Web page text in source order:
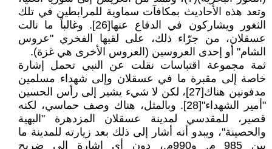
وتعد هذه الأحاديث بمكافآت سماوية للمرابطين في تلك
الثغور ويشاركون في الدفاع عنها[26]. وغالباً ما نالت
عسقلان، من جرّاء ذلك، على لقبها الفخري "عروس
الشام" أو إحدى العروسين (العروس الأخرى هي غزة).
ثمة مجموعة اقتباسات نقلت عن النبي تحمل إشارة
خاصة إلى مقبرة ما في عسقلان وإلى شهداء مسلمين
مدفونين هناك[27]، لكن لا شيء يشير إلى رأس الحسين
"أمير الشهداء"[28]. وبالمثل، هناك وصف حماسي، لكنه
قصير، للمقدسي لمدينة عسقلان المزدهرة "البهية
والحصينة"، ويبدو أنه أشار إلى ذلك بعد زيارته للمدينة ما
بين 985 م. و990م.، دون أي إشارة إلى ضريح